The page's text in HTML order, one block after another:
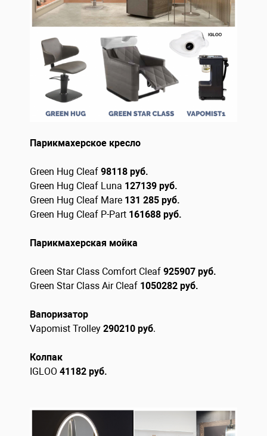
Парикмахерское кресло
Green Hug Сleaf 98118 руб.
Green Hug Cleaf Luna 127139 руб.
Green Hug Cleaf Mare 131 285 руб.
Green Hug Cleaf P-Part 161688 руб.
Парикмахерская мойка
Green Star Class Comfort Cleaf 925907 руб.
Green Star Class Air Cleaf 1050282 руб.
Вапоризатор
Vapomist Trolley 290210 руб.
Колпак
IGLOO 41182руб.